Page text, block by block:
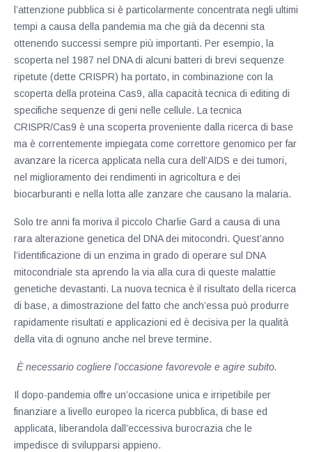
l’attenzione pubblica si è particolarmente concentrata negli ultimi
tempi a causa della pandemia ma che già da decenni sta
ottenendo successi sempre più importanti. Per esempio, la
scoperta nel 1987 nel DNA di alcuni batteri di brevi sequenze
ripetute (dette CRISPR) ha portato, in combinazione con la
scoperta della proteina Cas9, alla capacità tecnica di editing di
specifiche sequenze di geni nelle cellule. La tecnica
CRISPR/Cas9 è una scoperta proveniente dalla ricerca di base
ma è correntemente impiegata come correttore genomico per far
avanzare la ricerca applicata nella cura dell’AIDS e dei tumori,
nel miglioramento dei rendimenti in agricoltura e dei
biocarburanti e nella lotta alle zanzare che causano la malaria.
Solo tre anni fa moriva il piccolo Charlie Gard a causa di una
rara alterazione genetica del DNA dei mitocondri. Quest’anno
l’identificazione di un enzima in grado di operare sul DNA
mitocondriale sta aprendo la via alla cura di queste malattie
genetiche devastanti. La nuova tecnica è il risultato della ricerca
di base, a dimostrazione del fatto che anch’essa può produrre
rapidamente risultati e applicazioni ed è decisiva per la qualità
della vita di ognuno anche nel breve termine.
È necessario cogliere l’occasione favorevole e agire subito.
Il dopo-pandemia offre un’occasione unica e irripetibile per
finanziare a livello europeo la ricerca pubblica, di base ed
applicata, liberandola dall’eccessiva burocrazia che le
impedisce di svilupparsi appieno.